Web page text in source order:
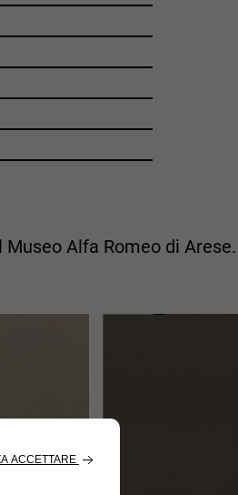
Alfa Romeo di Arese.